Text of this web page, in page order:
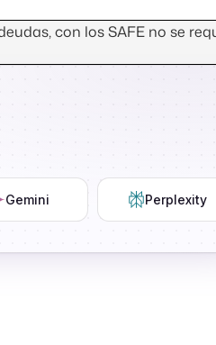
con los SAFE no se
Gemini Perplexity